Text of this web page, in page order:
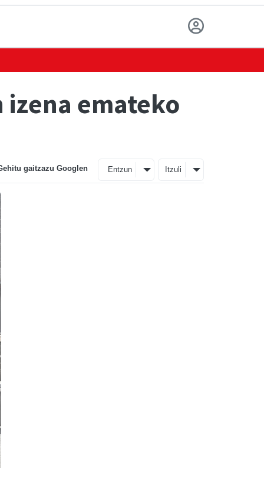
emateko
gaitzazu Googlen Entzun Itzuli